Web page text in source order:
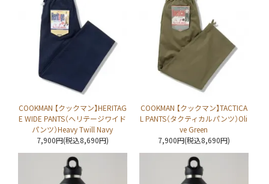
COOKMAN 【クックマン】HERITAG
E WIDE PANTS（ヘリテージワイド
パンツ）Heavy Twill Navy
7,900円(税込8,690円)
COOKMAN 【クックマン】TACTICA
L PANTS（タクティカルパンツ）Oli
ve Green
7,900円(税込8,690円)